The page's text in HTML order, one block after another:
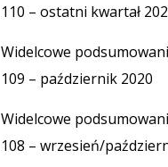
110 – ostatni kwartał
Widelcowe
109 – październik 2020
Widelcowe
108 – wrzesień/